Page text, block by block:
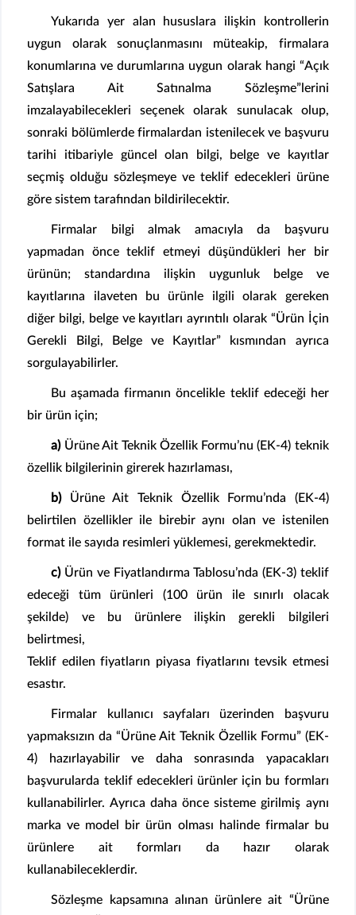
Yukarıda yer alan hususlara ilişkin kontrollerin
uygun olarak sonuçlanmasını müteakip, firmalara
konumlarına ve durumlarına uygun olarak hangi “Açık
Satışlara Ait Satınalma Sözleşme”lerini
imzalayabilecekleri seçenek olarak sunulacak olup,
sonraki bölümlerde firmalardan istenilecek ve başvuru
tarihi itibariyle güncel olan bilgi, belge ve kayıtlar
seçmiş olduğu sözleşmeye ve teklif edecekleri ürüne
göre sistem tarafından bildirilecektir.
Firmalar bilgi almak amacıyla da başvuru
yapmadan önce teklif etmeyi düşündükleri her bir
ürünün; standardına ilişkin uygunluk belge ve
kayıtlarına ilaveten bu ürünle ilgili olarak gereken
diğer bilgi, belge ve kayıtları ayrıntılı olarak “Ürün İçin
Gerekli Bilgi, Belge ve Kayıtlar” kısmından ayrıca
sorgulayabilirler.
Bu aşamada firmanın öncelikle teklif edeceği her
bir ürün için;
a) Ürüne Ait Teknik Özellik Formu’nu (EK-4) teknik
özellik bilgilerinin girerek hazırlaması,
b) Ürüne Ait Teknik Özellik Formu’nda (EK-4)
belirtilen özellikler ile birebir aynı olan ve istenilen
format ile sayıda resimleri yüklemesi, gerekmektedir.
c) Ürün ve Fiyatlandırma Tablosu’nda (EK-3) teklif
edeceği tüm ürünleri (100 ürün ile sınırlı olacak
şekilde) ve bu ürünlere ilişkin gerekli bilgileri
belirtmesi,
Teklif edilen fiyatların piyasa fiyatlarını tevsik etmesi
esastır.
Firmalar kullanıcı sayfaları üzerinden başvuru
yapmaksızın da “Ürüne Ait Teknik Özellik Formu” (EK-
4) hazırlayabilir ve daha sonrasında yapacakları
başvurularda teklif edecekleri ürünler için bu formları
kullanabilirler. Ayrıca daha önce sisteme girilmiş aynı
marka ve model bir ürün olması halinde firmalar bu
ürünlere ait formları da hazır olarak
kullanabileceklerdir.
Sözleşme kapsamına alınan ürünlere ait “Ürüne